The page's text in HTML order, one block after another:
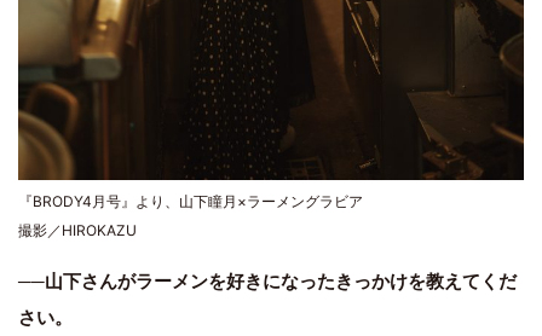
『BRODY4月号』より、山下瞳月×ラーメングラビア
撮影／HIROKAZU
──山下さんがラーメンを好きになったきっかけを教えてくだ
さい。